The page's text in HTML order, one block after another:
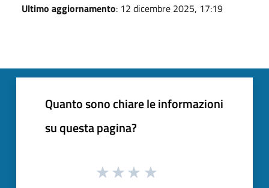
Ultimo aggiornamento: 12 dicembre 2025, 17:19
Quanto sono chiare le informazioni
su questa pagina?